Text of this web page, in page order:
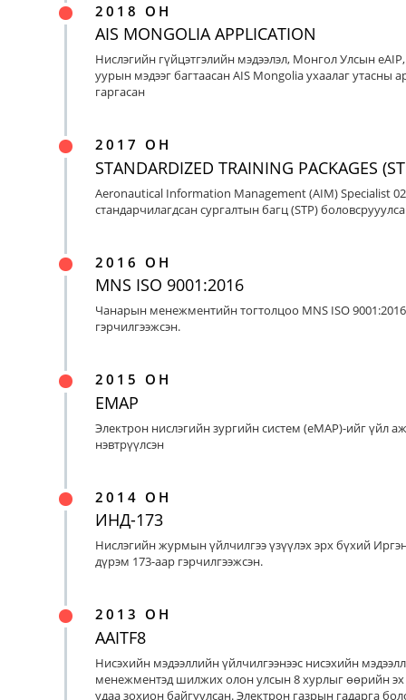
2018 ОН
AIS MONGOLIA APPLICATION
Нислэгийн гүйцэтгэлийн мэдээлэл, Монгол Улсын
уурын мэдээг багтаасан AIS Mongolia ухаалаг утасны
гаргасан
2017 ОН
STANDARDIZED TRAINING PACKAGES
Aeronautical Information Management (AIM) Specialist
стандарчилагдсан сургалтын багц (STP)
2016 ОН
MNS ISO 9001:2016
Чанарын менежментийн тогтолцоо MNS ISO
гэрчилгээжсэн.
2015 ОН
EMAP
Электрон нислэгийн зургийн систем (eMAP)-ийг үйл
нэвтрүүлсэн
2014 ОН
ИНД-173
Нислэгийн журмын үйлчилгээ үзүүлэх эрх бүхий
дүрэм 173-аар гэрчилгээжсэн.
2013 ОН
AAITF8
Нисэхийн мэдээллийн үйлчилгээнээс нисэхийн
менежментэд шилжих олон улсын 8 хурлыг өөрийн
удаа зохион байгуулсан. Электрон газрын гадарга